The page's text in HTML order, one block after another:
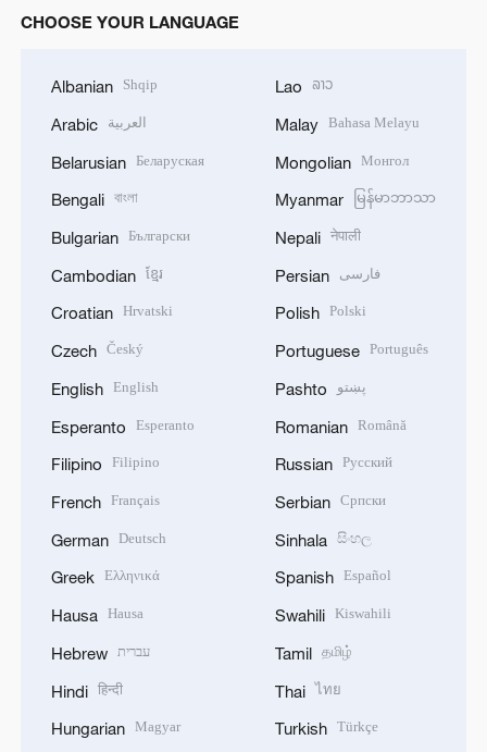
CHOOSE YOUR LANGUAGE
Albanian Shqip
Arabic العربية
Belarusian Беларуская
Bengali বাংলা
Bulgarian Български
Cambodian ខ្មែរ
Croatian Hrvatski
Czech Český
English English
Esperanto Esperanto
Filipino Filipino
French Français
German Deutsch
Greek Ελληνικά
Hausa Hausa
Hebrew עברית
Hindi हिन्दी
Hungarian Magyar
Lao ລາວ
Malay Bahasa Melayu
Mongolian Монгол
Myanmar မြန်မာဘာသာ
Nepali नेपाली
Persian فارسی
Polish Polski
Portuguese Português
Pashto پښتو
Romanian Română
Russian Русский
Serbian Српски
Sinhala සිංහල
Spanish Español
Swahili Kiswahili
Tamil தமிழ்
Thai ไทย
Turkish Türkçe